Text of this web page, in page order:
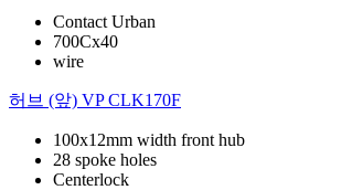
Contact Urban
700Cx40
wire
허브 (앞) VP CLK170F
100x12mm width front hub
28 spoke holes
Centerlock